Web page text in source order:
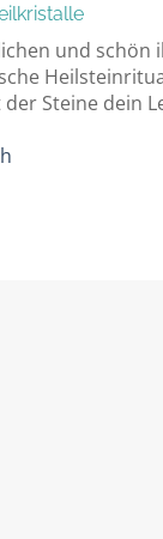
und schön
Steine dein